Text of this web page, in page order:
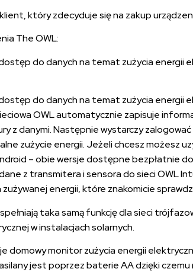
który zdecyduje się na zakup
The OWL:
do danych na temat zużycia energii
do danych na temat zużycia energii
OWL automatycznie zapisuje
z danymi. Następnie wystarczy
zużycie energii. Jeżeli chcesz możesz
– obie wersje dostępne bezpłatnie
z transmitera i sensora do sieci OWL
energii, które znakomicie
spełniają taka samą funkcję dla sieci
w instalacjach solarnych.
domowy monitor zużycia energii
jest poprzez baterie AA dzięki czemu